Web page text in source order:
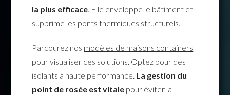
la plus efficace. Elle enveloppe le bâtiment et
supprime les ponts thermiques structurels.
Parcourez nos modèles de maisons containers
pour visualiser ces solutions. Optez pour des
isolants à haute performance. La gestion du
point de rosée est vitale pour éviter la